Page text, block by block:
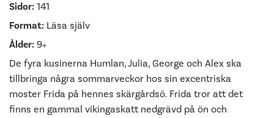
Sidor: 141
Format: Läsa själv
Ålder: 9+
De fyra kusinerna Humlan, Julia, George och Alex ska
tillbringa några sommarveckor hos sin excentriska
moster Frida på hennes skärgårdsö. Frida tror att det
finns en gammal vikingaskatt nedgrävd på ön och